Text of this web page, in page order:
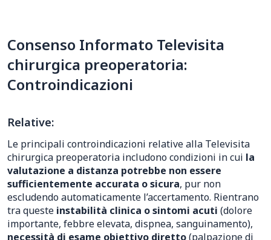
Consenso Informato Televisita
chirurgica preoperatoria:
Controindicazioni
Relative:
Le principali controindicazioni relative alla Televisita
chirurgica preoperatoria includono condizioni in cui la
valutazione a distanza potrebbe non essere
sufficientemente accurata o sicura, pur non
escludendo automaticamente l’accertamento. Rientrano
tra queste instabilità clinica o sintomi acuti (dolore
importante, febbre elevata, dispnea, sanguinamento),
necessità di esame obiettivo diretto(palpazione di